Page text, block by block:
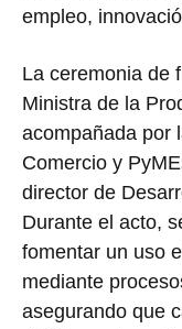
empleo,
La ceremonia de
Ministra de la
acompañada por
Comercio y
director de
Durante el acto,
fomentar un uso
mediante
asegurando que